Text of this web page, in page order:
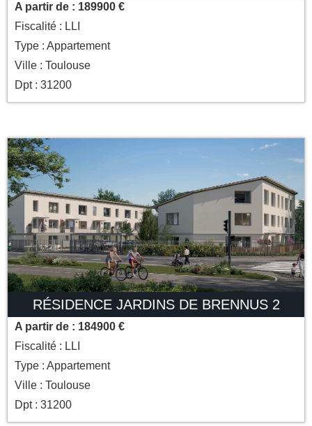
A partir de : 189900 €
Fiscalité : LLI
Type : Appartement
Ville : Toulouse
Dpt : 31200
RÉSIDENCE JARDINS DE BRENNUS 2
A partir de : 184900 €
Fiscalité : LLI
Type : Appartement
Ville : Toulouse
Dpt : 31200